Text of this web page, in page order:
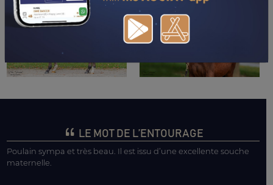
LE MOT DE L’ENTOURAGE
Poulain sympa et très beau. Il est issu d’une excellente souche
maternelle.